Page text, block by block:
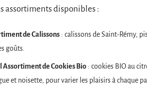
assortiments disponibles :
de Calissons : calissons de Saint-Rémy,
goûts.
Assortiment de Cookies Bio : cookies BIO au
et noisette, pour varier les plaisirs à chaque